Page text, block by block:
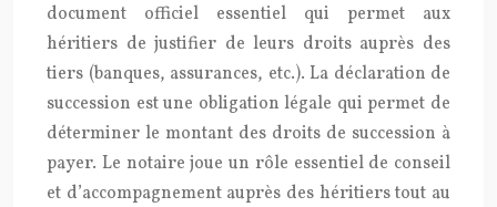
document officiel essentiel qui permet aux
héritiers de justifier de leurs droits auprès des
tiers (banques, assurances, etc.). La déclaration de
succession est une obligation légale qui permet de
déterminer le montant des droits de succession à
payer. Le notaire joue un rôle essentiel de conseil
et d’accompagnement auprès des héritiers tout au